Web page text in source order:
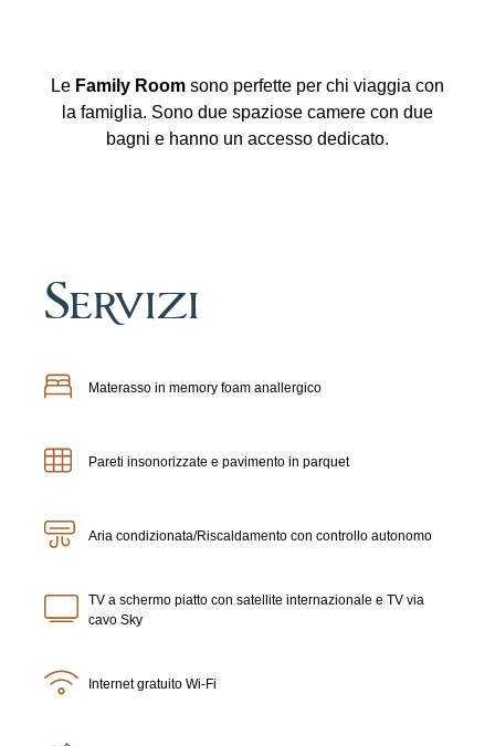
Le Family Room sono perfette per chi viaggia con
la famiglia. Sono due spaziose camere con due
bagni e hanno un accesso dedicato.
Servizi
Materasso in memory foam anallergico
Pareti insonorizzate e pavimento in parquet
Aria condizionata/Riscaldamento con controllo autonomo
TV a schermo piatto con satellite internazionale e TV via
cavo Sky
Internet gratuito Wi-Fi